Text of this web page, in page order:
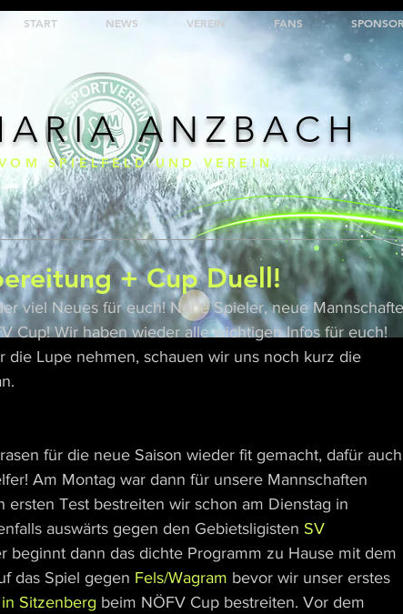
START NEWS VEREIN FANS
ANZBACH
SPIELFELD UND VEREIN
+ Cup Duell!
viel Neues für euch! Neue Spieler, neue
Cup! Wir haben wieder alle wichtigen Infos für euch!
die Lupe nehmen, schauen wir uns noch kurz die
für die neue Saison wieder fit gemacht, dafür auch
Am Montag war dann für unsere Mannschaften
ersten Test bestreiten wir schon am Dienstag in
auswärts gegen den Gebietsligisten SV
beginnt dann das dichte Programm zu Hause mit dem
das Spiel gegen Fels/Wagram bevor wir unser erstes
Sitzenberg beim NÖFV Cup bestreiten. Vor dem